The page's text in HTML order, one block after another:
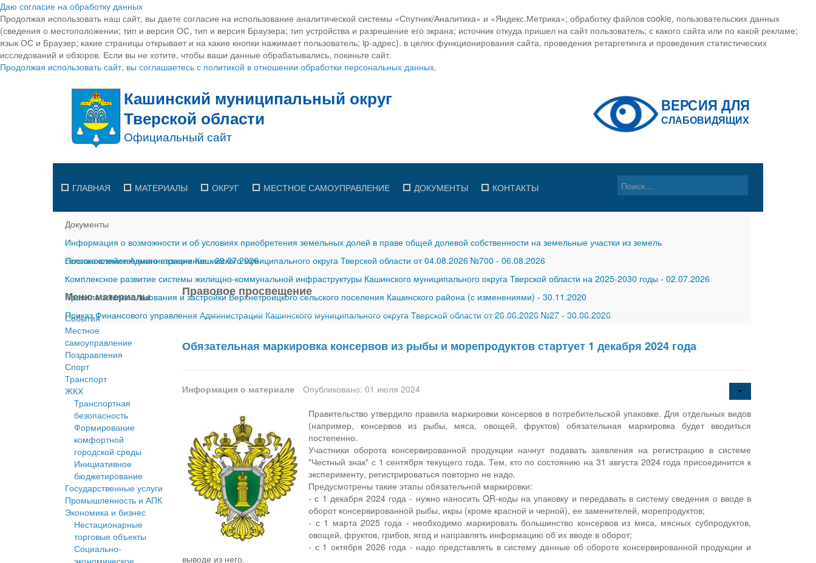
Даю согласие на обработку данных
Продолжая использовать наш сайт, вы даете согласие на использование аналитической системы «Спутник/Аналитика» и «Яндекс.Метрика»; обработку файлов cookie, пользовательских данных
(сведения о местоположении; тип и версия ОС, тип и версия Браузера; тип устройства и разрешение его экрана; источник откуда пришел на сайт пользователь; с какого сайта или по какой рекламе;
язык ОС и Браузер; какие страницы открывает и на какие кнопки нажимает пользователь; ip-адрес). в целях функционирования сайта, проведения ретаргетинга и проведения статистических
исследований и обзоров. Если вы не хотите, чтобы ваши данные обрабатывались, покиньте сайт.
Продолжая использовать сайт, вы соглашаетесь с политикой в отношении обработки персональных данных.
ГЛАВНАЯ МАТЕРИАЛЫ ОКРУГ МЕСТНОЕ САМОУПРАВЛЕНИЕ ДОКУМЕНТЫ КОНТАКТЫ
Документы
Информация о возможности и об условиях приобретения земельных долей в праве общей долевой собственности на земельные участки из земель
сельскохозяйственного назначения-29.07.2026
Постановление Администрации Кашинского муниципального округа Тверской области от 04.08.2026 №700 - 06.08.2026
Комплексное развитие системы жилищно-коммунальной инфраструктуры Кашинского муниципального округа Тверской области на 2025-2030 годы - 02.07.2026
Правила землепользования и застройки Верхнетроицкого сельского поселения Кашинского района (с изменениями) - 30.11.2020
Приказ Финансового управления Администрации Кашинского муниципального округа Тверской области от 26.06.2026 №27 - 30.06.2026
Меню материалы
События
Местное
cамоуправление
Поздравления
Спорт
Транспорт
ЖКХ
Транспортная
безопасность
Формирование
комфортной
городской среды
Инициативное
бюджетирование
Государственные услуги
Промышленность и АПК
Экономика и бизнес
Нестационарные
торговые объекты
Социально-
Правовое просвещение
Обязательная маркировка консервов из рыбы и морепродуктов стартует 1 декабря 2024 года
Информация о материале
Опубликовано: 01 июля 2024
Правительство утвердило правила маркировки консервов в потребительской упаковке. Для отдельных видов
(например, консервов из рыбы, мяса, овощей, фруктов) обязательная маркировка будет вводиться
постепенно.
Участники оборота консервированной продукции начнут подавать заявления на регистрацию в системе
"Честный знак" с 1 сентября текущего года. Тем, кто по состоянию на 31 августа 2024 года присоединится к
эксперименту, регистрироваться повторно не надо.
Предусмотрены такие этапы обязательной маркировки:
- с 1 декабря 2024 года - нужно наносить QR-коды на упаковку и передавать в систему сведения о вводе в
оборот консервированной рыбы, икры (кроме красной и черной), ее заменителей, морепродуктов;
- с 1 марта 2025 года - необходимо маркировать большинство консервов из мяса, мясных субпродуктов,
овощей, фруктов, грибов, ягод и направлять информацию об их вводе в оборот;
- с 1 октября 2026 года - надо представлять в систему данные об обороте консервированной продукции и
выводе из него.